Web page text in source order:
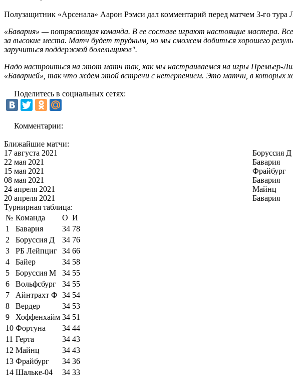
Полузащитник «Арсенала» Аарон Рэмси дал комментарий перед матчем 3-го тура
«Бавария» — потрясающая команда. В ее составе играют настоящие мастера.
за высокие места. Матч будет трудным, но мы сможем добиться хорошего
заручиться поддержкой болельщиков".
Надо настроиться на этот матч так, как мы настраиваемся на игры Премьер-
«Баварией», так что ждем этой встречи с нетерпением. Это матчи, в которых
Поделитесь в социальных сетях:
Комментарии:
Ближайшие матчи:
17 августа 2021
Боруссия Д
22 мая 2021
Бавария
15 мая 2021
Фрайбург
08 мая 2021
Бавария
24 апреля 2021
Майнц
20 апреля 2021
Бавария
Турнирная таблица:
№ Команда О И
1
Бавария 34 78
2
Боруссия Д 34 76
3
РБ Лейпциг 34 66
4
Байер 34 58
5
Боруссия М 34 55
6
Вольфсбург 34 55
7
Айнтрахт Ф 34 54
8
Вердер 34 53
9
Хоффенхайм 34 51
10 Фортуна 34 44
11 Герта 34 43
12 Майнц 34 43
13 Фрайбург 34 36
14 Шальке-04 34 33